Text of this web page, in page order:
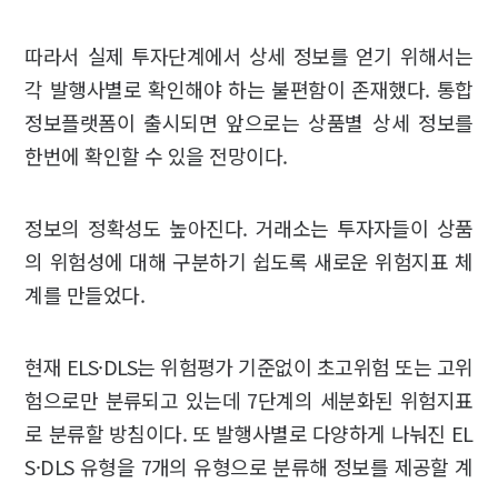
따라서 실제 투자단계에서 상세 정보를 얻기 위해서는
각 발행사별로 확인해야 하는 불편함이 존재했다. 통합
정보플랫폼이 출시되면 앞으로는 상품별 상세 정보를
한번에 확인할 수 있을 전망이다.
정보의 정확성도 높아진다. 거래소는 투자자들이 상품
의 위험성에 대해 구분하기 쉽도록 새로운 위험지표 체
계를 만들었다.
현재 ELS·DLS는 위험평가 기준없이 초고위험 또는 고위
험으로만 분류되고 있는데 7단계의 세분화된 위험지표
로 분류할 방침이다. 또 발행사별로 다양하게 나눠진 EL
S·DLS 유형을 7개의 유형으로 분류해 정보를 제공할 계